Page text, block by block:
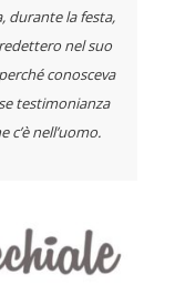
durante la festa,
nel suo
conosceva
testimonianza
c’è nell’uomo.